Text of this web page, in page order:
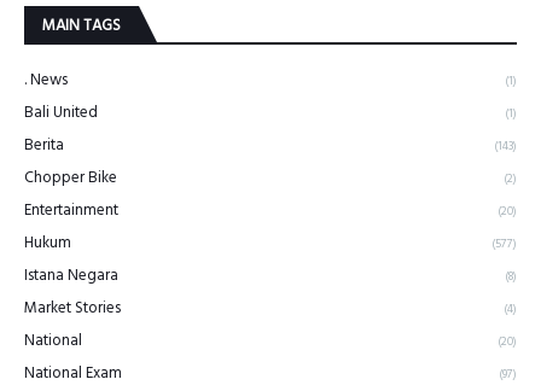
MAIN TAGS
. News (1)
Bali United (1)
Berita (143)
Chopper Bike (2)
Entertainment (20)
Hukum (577)
Istana Negara (8)
Market Stories (4)
National (20)
National Exam (97)